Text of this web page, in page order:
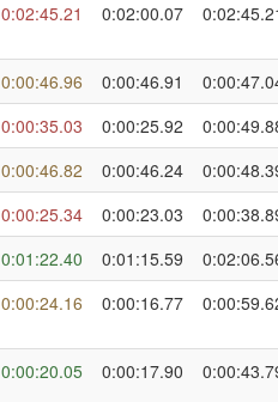
0:02:45.21 0:02:00.07
0:00:46.96 0:00:46.91
0:00:35.03 0:00:25.92
0:00:46.82 0:00:46.24
0:00:25.34 0:00:23.03
0:01:22.40 0:01:15.59
0:00:24.16 0:00:16.77
0:00:20.05 0:00:17.90